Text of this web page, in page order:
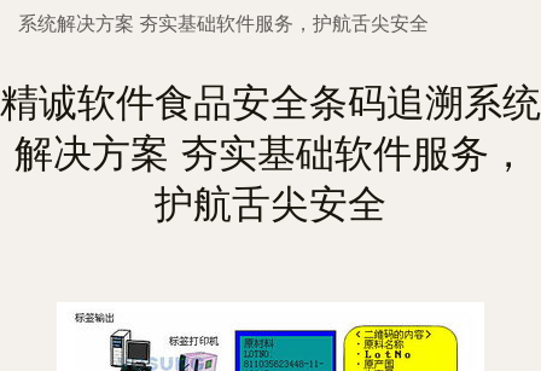
系统解决方案 夯实基础软件服务，护航舌尖安全
精诚软件食品安全条码追溯系统
解决方案 夯实基础软件服务，
护航舌尖安全